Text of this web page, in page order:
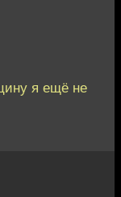
я ещё не